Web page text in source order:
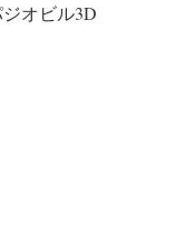
オビル3D